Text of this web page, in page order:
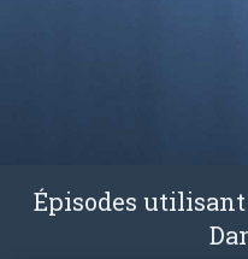
Épisodes utilisant